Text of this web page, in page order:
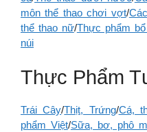
môn thể thao chơi vợt/
thể thao nữ/Thực phẩm
núi
Thực Phẩm
Trái Cây/Thịt, Trứng/Cá,
phẩm Việt/Sữa, bơ, phô